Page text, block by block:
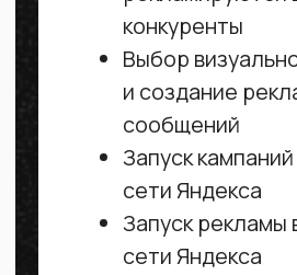
кампаний на базе собранных
данных для повышения
эффективности
системами аналитики или
установка Calltouch
Подключение защиты
от нецелевых кликов
со стороны конкурентов
Создание целей для
отслеживания конверсий
в Яндекс Метрике